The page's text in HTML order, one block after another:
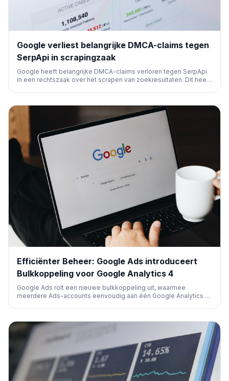
Google verliest belangrijke DMCA-claims tegen
SerpApi in scrapingzaak
Google heeft belangrijke DMCA-claims verloren tegen SerpApi
in een rechtszaak over het scrapen van zoekresultaten. Dit heeft
beïnvloeden.
Efficiënter Beheer: Google Ads introduceert
Bulkkoppeling voor Google Analytics 4
Google Ads rolt een nieuwe bulkkoppeling uit, waarmee
meerdere Ads-accounts eenvoudig aan één Google Analytics 4-
voor een geïntegreerde analyse.